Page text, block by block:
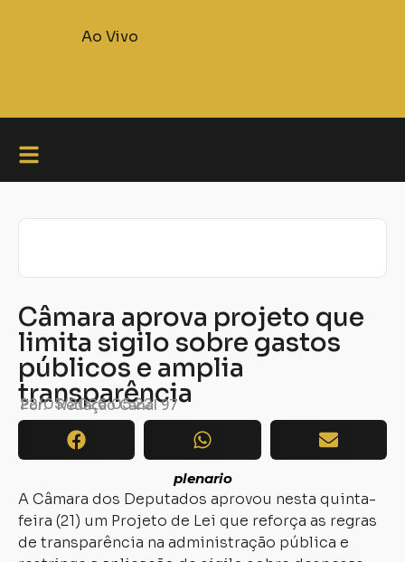
Ao Vivo
Câmara aprova projeto que
limita sigilo sobre gastos
públicos e amplia
transparência
Por: Redação Canal 97
22/05/2026 05:22
plenario
A Câmara dos Deputados aprovou nesta quinta-
feira (21) um Projeto de Lei que reforça as regras
de transparência na administração pública e